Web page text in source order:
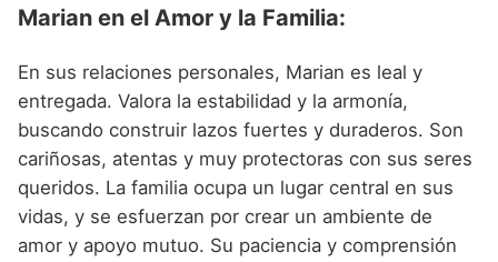
Marian en el Amor y la Familia:
En sus relaciones personales, Marian es leal y
entregada. Valora la estabilidad y la armonía,
buscando construir lazos fuertes y duraderos. Son
cariñosas, atentas y muy protectoras con sus seres
queridos. La familia ocupa un lugar central en sus
vidas, y se esfuerzan por crear un ambiente de
amor y apoyo mutuo. Su paciencia y comprensión